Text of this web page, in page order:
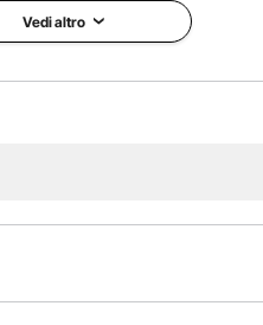
Vedi altro